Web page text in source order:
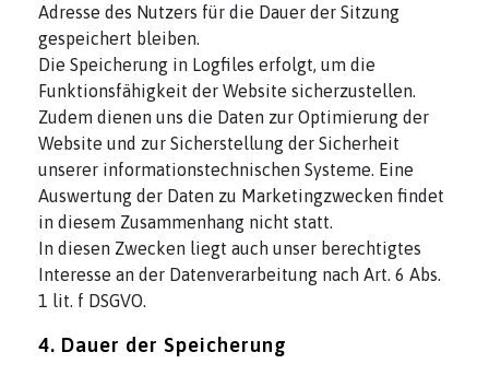
Adresse des Nutzers für die Dauer der Sitzung
gespeichert bleiben.
Die Speicherung in Logfiles erfolgt, um die
Funktionsfähigkeit der Website sicherzustellen.
Zudem dienen uns die Daten zur Optimierung der
Website und zur Sicherstellung der Sicherheit
unserer informationstechnischen Systeme. Eine
Auswertung der Daten zu Marketingzwecken findet
in diesem Zusammenhang nicht statt.
In diesen Zwecken liegt auch unser berechtigtes
Interesse an der Datenverarbeitung nach Art. 6 Abs.
1 lit. f DSGVO.
4. Dauer der Speicherung